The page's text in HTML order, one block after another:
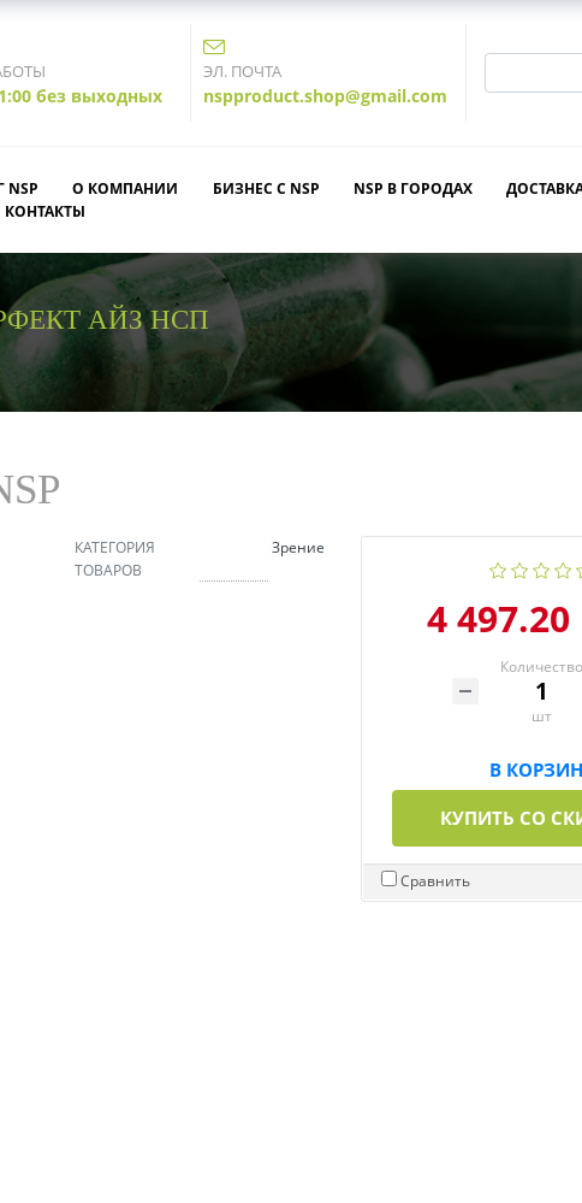
без выходных
ЭЛ. ПОЧТА
nspproduct.shop@gmail.com
NSP О КОМПАНИИ БИЗНЕС С NSP NSP В ГОРОДАХ
КОНТАКТЫ
АЙЗ НСП
КАТЕГОРИЯ
ТОВАРОВ
Зрение
4
Количество
шт
В
КУПИТЬ СО
Сравнить